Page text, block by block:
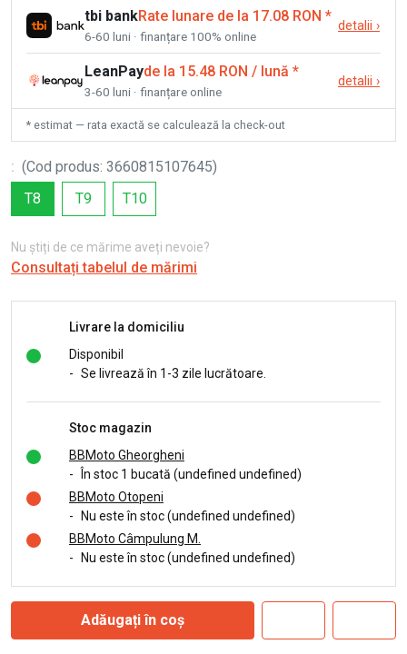
tbi bankRate lunare de la 17.08 RON *
6-60 luni · finanțare 100% online
detalii ›
LeanPayde la 15.48 RON / lună *
3-60 luni · finanțare online
detalii ›
* estimat — rata exactă se calculează la check-out
: (Cod produs: 3660815107645)
T8
T9 T10
Nu știți de ce mărime aveți nevoie?
Consultați tabelul de mărimi
Livrare la domiciliu
Disponibil
- Se livrează în 1-3 zile lucrătoare.
Stoc magazin
BBMoto Gheorgheni
-
În stoc 1 bucată (undefined undefined)
BBMoto Otopeni
-
Nu este în stoc (undefined undefined)
BBMoto Câmpulung M.
-
Nu este în stoc (undefined undefined)
Adăugați în coș